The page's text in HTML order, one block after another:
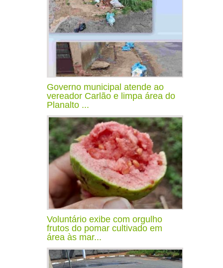
Governo municipal atende ao
vereador Carlão e limpa área do
Planalto ...
Voluntário exibe com orgulho
frutos do pomar cultivado em
área às mar...